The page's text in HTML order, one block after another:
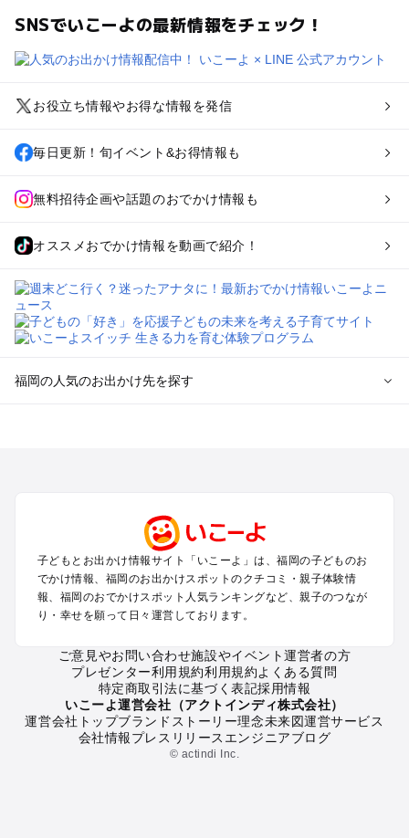
SNSでいこーよの最新情報をチェック！
お役立ち情報やお得な情報を発信
毎日更新！旬イベント&お得情報も
無料招待企画や話題のおでかけ情報も
オススメおでかけ情報を動画で紹介！
福岡の人気のお出かけ先を探す
柳川・八女・筑後のプールお出かけ
糸島・前原のプールお出かけ
太宰府・宗像のプールお出かけ
福岡の定番お出かけスポット
福岡の動物園
福岡のバーベキュー
福岡の釣り
福岡の牧場
福岡のプール
子どもとお出かけ情報サイト「いこーよ」は、福岡の子どものお
でかけ情報、福岡のお出かけスポットのクチコミ・親子体験情
報、福岡のおでかけスポット人気ランキングなど、親子のつなが
り・幸せを願って日々運営しております。
ご意見やお問い合わせ施設やイベント運営者の方
プレゼンター利用規約利用規約よくある質問
特定商取引法に基づく表記採用情報
いこーよ運営会社（アクトインディ株式会社）
運営会社トップブランドストーリー理念未来図運営サービス
会社情報プレスリリース エンジニアブログ
© actindi Inc.